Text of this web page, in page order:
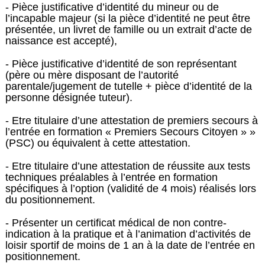
- Pièce justificative d’identité du mineur ou de
l’incapable majeur (si la pièce d’identité ne peut être
présentée, un livret de famille ou un extrait d’acte de
naissance est accepté),
- Pièce justificative d’identité de son représentant
(père ou mère disposant de l’autorité
parentale/jugement de tutelle + pièce d’identité de la
personne désignée tuteur).
- Etre titulaire d’une attestation de premiers secours à
l’entrée en formation « Premiers Secours Citoyen » »
(PSC) ou équivalent à cette attestation.
- Etre titulaire d’une attestation de réussite aux tests
techniques préalables à l’entrée en formation
spécifiques à l’option (validité de 4 mois) réalisés lors
du positionnement.
- Présenter un certificat médical de non contre-
indication à la pratique et à l’animation d’activités de
loisir sportif de moins de 1 an à la date de l’entrée en
positionnement.